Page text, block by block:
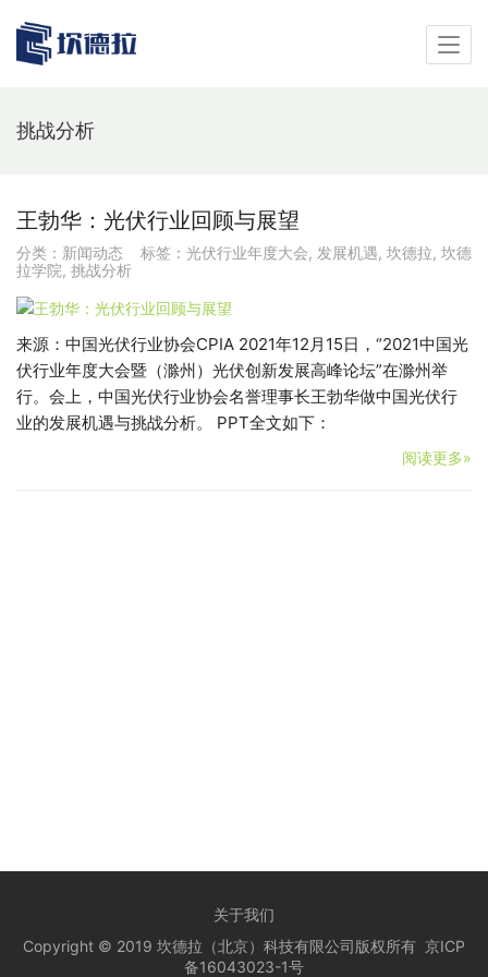
挑战分析
王勃华：光伏行业回顾与展望
分类： 新闻动态 标签： 光伏行业年度大会, 发展机遇, 坎德拉, 坎德
拉学院, 挑战分析
来源：中国光伏行业协会CPIA 2021年12月15日，“2021中国光
伏行业年度大会暨（滁州）光伏创新发展高峰论坛”在滁州举
行。会上，中国光伏行业协会名誉理事长王勃华做中国光伏行
业的发展机遇与挑战分析。 PPT全文如下：
阅读更多»
关于我们
Copyright © 2019 坎德拉（北京）科技有限公司版权所有 京ICP
备16043023-1号